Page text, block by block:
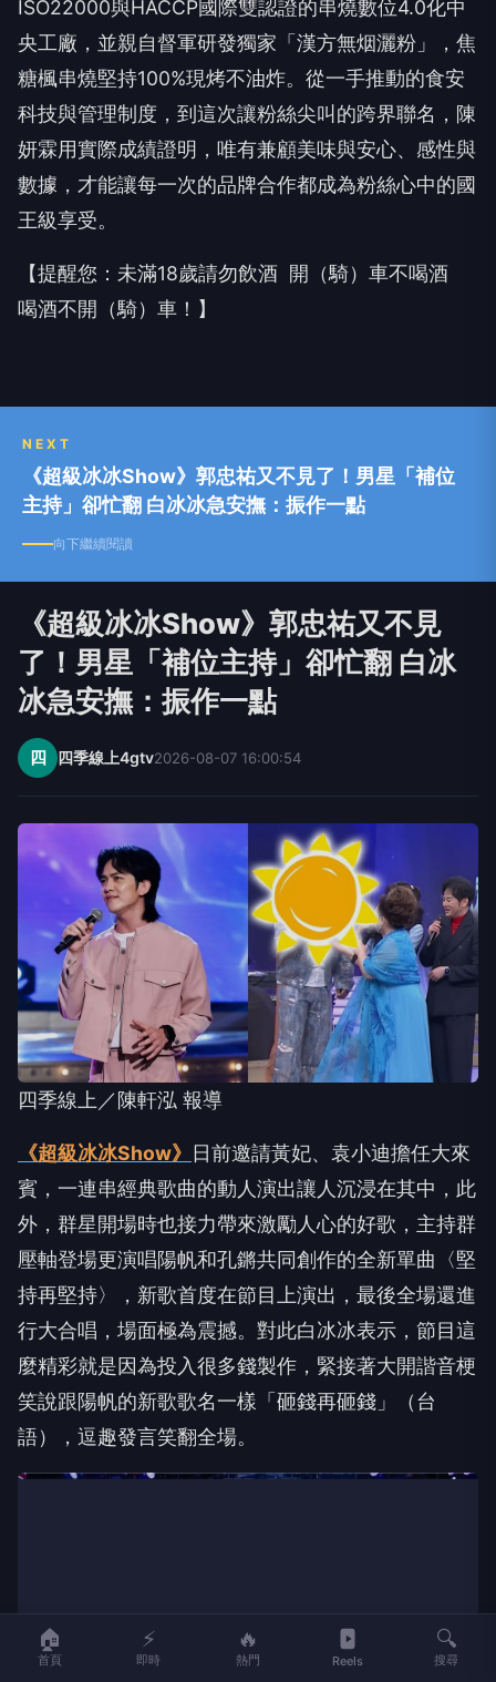
ISO22000與HACCP國際雙認證的串燒數位4.0化中
央工廠，並親自督軍研發獨家「漢方無烟灑粉」，焦
糖楓串燒堅持100%現烤不油炸。從一手推動的食安
科技與管理制度，到這次讓粉絲尖叫的跨界聯名，陳
妍霖用實際成績證明，唯有兼顧美味與安心、感性與
數據，才能讓每一次的品牌合作都成為粉絲心中的國
王級享受。
【提醒您：未滿18歲請勿飲酒 開（騎）車不喝酒
喝酒不開（騎）車！】
NEXT
《超級冰冰Show》郭忠祐又不見了！男星「補位
主持」卻忙翻 白冰冰急安撫：振作一點
向下繼續閱讀
《超級冰冰Show》郭忠祐又不見
了！男星「補位主持」卻忙翻 白冰
冰急安撫：振作一點
四 四季線上4gtv2026-08-07 16:00:54
四季線上／陳軒泓 報導
《超級冰冰Show》 日前邀請黃妃、袁小迪擔任大來
賓，一連串經典歌曲的動人演出讓人沉浸在其中，此
外，群星開場時也接力帶來激勵人心的好歌，主持群
壓軸登場更演唱陽帆和孔鏘共同創作的全新單曲〈堅
持再堅持〉，新歌首度在節目上演出，最後全場還進
行大合唱，場面極為震撼。對此白冰冰表示，節目這
麼精彩就是因為投入很多錢製作，緊接著大開諧音梗
笑說跟陽帆的新歌歌名一樣「砸錢再砸錢」（台
語），逗趣發言笑翻全場。
🏠
首頁
⚡
即時
🔥
熱門 Reels
🔍
搜尋